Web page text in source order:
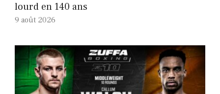
lourd en 140 ans
9 août 2026